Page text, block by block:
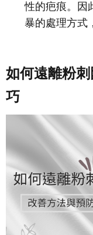
性的疤痕。因
暴的處理方式
如何遠離粉
巧